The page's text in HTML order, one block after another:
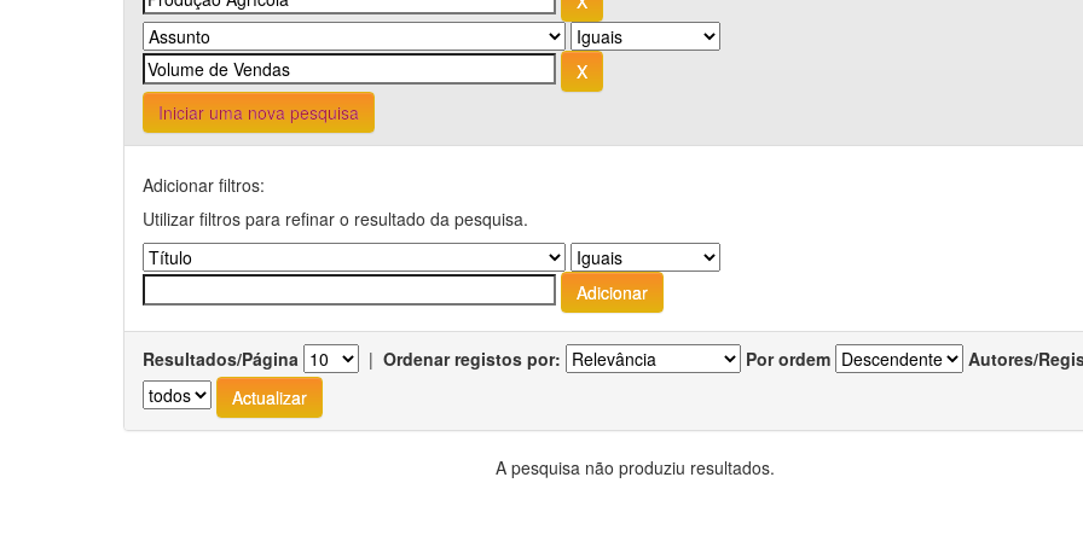
Iniciar uma nova pesquisa
Adicionar filtros:
Utilizar filtros para refinar o resultado da pesquisa.
Resultados/Página | Ordenar registos por: Por ordem Autores/
A pesquisa não produziu resultados.